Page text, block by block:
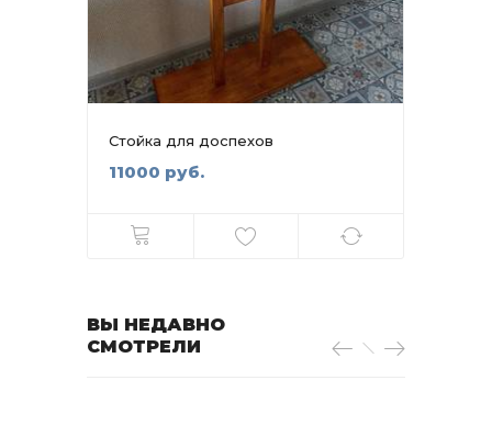
Стойка для доспехов
11000 руб.
ВЫ НЕДАВНО
СМОТРЕЛИ